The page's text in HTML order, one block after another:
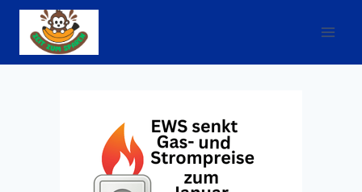
Zum
Inhalt
springen